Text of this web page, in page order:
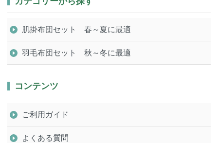
肌掛布団セット 春～夏に最適
羽毛布団セット 秋～冬に最適
コンテンツ
ご利用ガイド
よくある質問